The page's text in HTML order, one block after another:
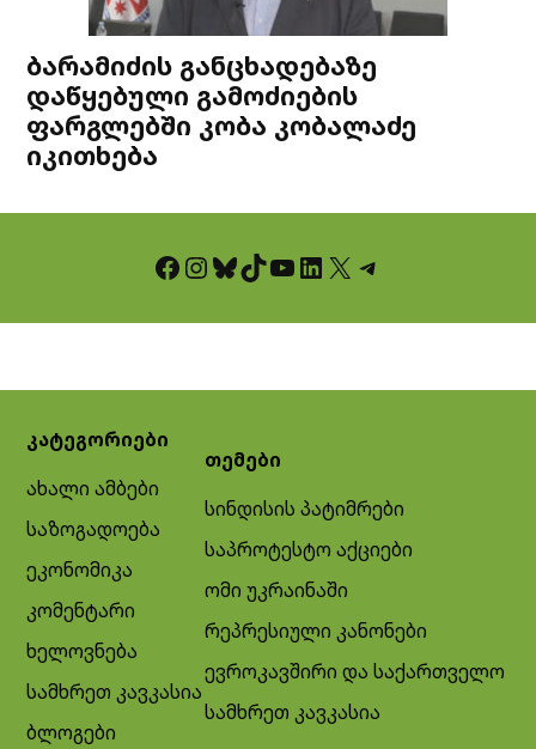
ბარამიძის განცხადებაზე
დაწყებული გამოძიების
ფარგლებში კობა კობალაძე
იკითხება
Facebook InstagramBluesky TikTok YouTube LinkedIn X Telegram
კატეგორიები
ახალი ამბები
საზოგადოება
ეკონომიკა
კომენტარი
ხელოვნება
სამხრეთ კავკასია
ბლოგები
თემები
სინდისის პატიმრები
საპროტესტო აქციები
ომი უკრაინაში
რეპრესიული კანონები
ევროკავშირი და საქართველო
სამხრეთ კავკასია